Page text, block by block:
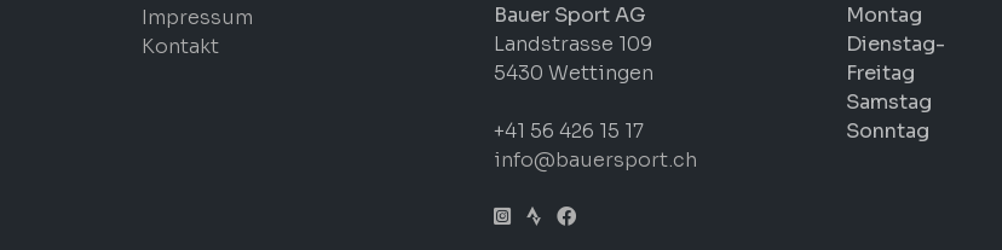
Impressum
Kontakt
Bauer Sport AG
Landstrasse 109
5430 Wettingen
+41 56 426 15 17
info@bauersport.ch
Montag
Dienstag-
Freitag
Samstag
Sonntag